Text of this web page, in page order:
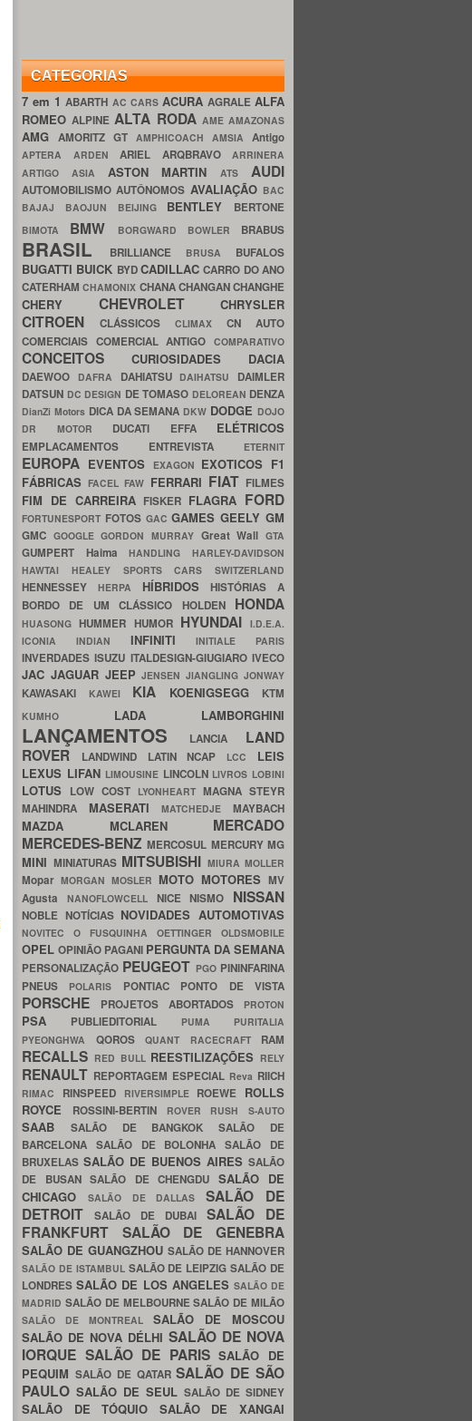
CATEGORIAS
7 em 1ABARTH AC CARS ACURA AGRALE ALFA
ROMEOALPINEALTA RODA AME AMAZONAS
AMG AMORITZ GT AMPHICOACH AMSIA Antigo
APTERA ARDEN ARIEL ARQBRAVO ARRINERA
ARTIGO ASIA ASTON MARTINATS AUDI
AUTOMOBILISMOAUTÔNOMOS AVALIAÇÃO BAC
BAJAJ BAOJUN BEIJING BENTLEY BERTONE
BIMOTA BMW BORGWARD BOWLER BRABUS
BRASIL BRILLIANCE BRUSA BUFALOS
BUGATTI BUICK BYDCADILLACCARRO DO ANO
CATERHAMCHAMONIX CHANACHANGANCHANGHE
CHERY CHEVROLET CHRYSLER
CITROEN CLÁSSICOS CLIMAX CN AUTO
COMERCIAIS COMERCIAL ANTIGOCOMPARATIVO
CONCEITOS CURIOSIDADES DACIA
DAEWOO DAFRA DAHIATSU DAIHATSU DAIMLER
DATSUN DC DESIGN DE TOMASO DELOREAN DENZA
DianZi Motors DICA DA SEMANA DKW DODGE DOJO
DR MOTOR DUCATI EFFA ELÉTRICOS
EMPLACAMENTOS ENTREVISTA ETERNIT
EUROPA EVENTOS EXAGON EXOTICOS F1
FÁBRICASFACELFAW FERRARI FIAT FILMES
FIM DE CARREIRA FISKER FLAGRA FORD
FORTUNESPORT FOTOS GACGAMESGEELYGM
GMC GOOGLEGORDON MURRAY Great WallGTA
GUMPERT HaimaHANDLINGHARLEY-DAVIDSON
HAWTAI HEALEY SPORTS CARS SWITZERLAND
HENNESSEY HERPA HÍBRIDOSHISTÓRIAS A
BORDO DE UM CLÁSSICO HOLDEN HONDA
HUASONGHUMMER HUMOR HYUNDAI I.D.E.A.
ICONIA INDIAN INFINITIINITIALE PARIS
INVERDADESISUZU ITALDESIGN-GIUGIAROIVECO
JAC JAGUAR JEEPJENSENJIANGLINGJONWAY
KAWASAKI KAWEI KIA KOENIGSEGG KTM
KUMHO LADA LAMBORGHINI
LANÇAMENTOS LANCIA LAND
ROVER
LANDWIND LATIN NCAP LCC LEIS
LEXUS LIFAN LIMOUSINE LINCOLN LIVROS LOBINI
LOTUS LOW COST LYONHEART MAGNA STEYR
MAHINDRA MASERATIMATCHEDJEMAYBACH
MAZDA MCLAREN MERCADO
MERCEDES-BENZMERCOSUL MERCURYMG
MINI MINIATURAS MITSUBISHI MIURA MOLLER
Mopar MORGAN MOSLER MOTO MOTORES MV
Agusta NANOFLOWCELL NICENISMO NISSAN
NOBLE NOTÍCIAS NOVIDADES AUTOMOTIVAS
NOVITEC O FUSQUINHA OETTINGER OLDSMOBILE
OPEL OPINIÃO PAGANI PERGUNTA DA SEMANA
PERSONALIZAÇÃO PEUGEOT PGO PININFARINA
PNEUS
POLARIS PONTIAC PONTO DE VISTA
PORSCHE PROJETOS ABORTADOS PROTON
PSA PUBLIEDITORIAL PUMA PURITALIA
PYEONGHWA QOROS QUANT RACECRAFT RAM
RECALLS RED BULL REESTILIZAÇÕES RELY
RENAULT REPORTAGEM ESPECIAL Reva RIICH
RIMAC RINSPEED RIVERSIMPLE ROEWE ROLLS
ROYCE
ROSSINI-BERTIN ROVER RUSH S-AUTO
SAAB SALÃO DE BANGKOKSALÃO DE
BARCELONA SALÃO DE BOLONHASALÃO DE
BRUXELAS SALÃO DE BUENOS AIRES SALÃO
DE BUSAN SALÃO DE CHENGDU SALÃO DE
CHICAGO
SALÃO DE DALLASSALÃO DE
DETROIT
SALÃO DE DUBAI SALÃO DE
FRANKFURT SALÃO DE GENEBRA
SALÃO DE GUANGZHOU SALÃO DE HANNOVER
SALÃO DE ISTAMBUL SALÃO DE LEIPZIGSALÃO DE
LONDRESSALÃO DE LOS ANGELES SALÃO DE
MADRID SALÃO DE MELBOURNESALÃO DE MILÃO
SALÃO DE MONTREAL SALÃO DE MOSCOU
SALÃO DE NOVA DÉLHI SALÃO DE NOVA
IORQUE SALÃO DE PARISSALÃO DE
PEQUIM SALÃO DE QATARSALÃO DE SÃO
PAULO SALÃO DE SEUL SALÃO DE SIDNEY
SALÃO DE TÓQUIO SALÃO DE XANGAI